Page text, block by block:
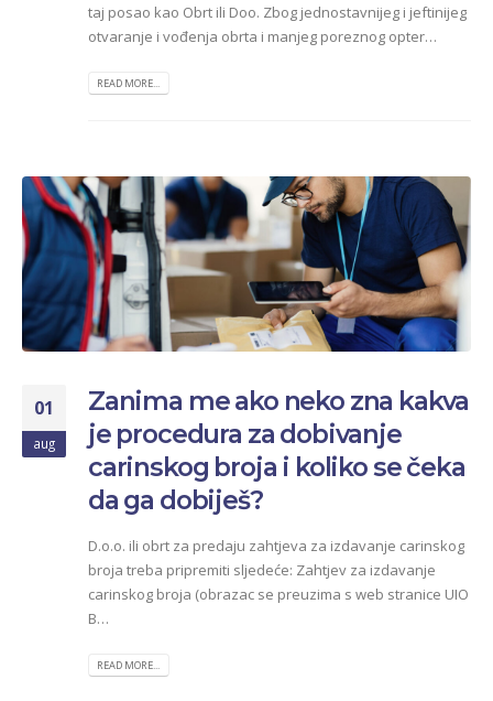
taj posao kao Obrt ili Doo. Zbog jednostavnijeg i jeftinijeg
otvaranje i vođenja obrta i manjeg poreznog opter…
READ MORE...
01
aug
Zanima me ako neko zna kakva
je procedura za dobivanje
carinskog broja i koliko se čeka
da ga dobiješ?
D.o.o. ili obrt za predaju zahtjeva za izdavanje carinskog
broja treba pripremiti sljedeće: Zahtjev za izdavanje
carinskog broja (obrazac se preuzima s web stranice UIO
B…
READ MORE...